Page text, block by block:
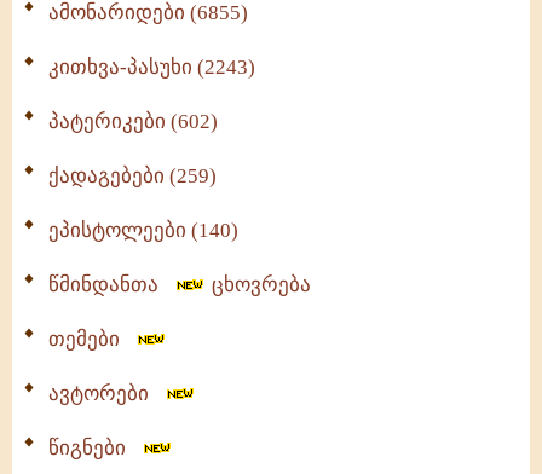
ამონარიდები (6855)
კითხვა-პასუხი (2243)
პატერიკები (602)
ქადაგებები (259)
ეპისტოლეები (140)
წმინდანთა ცხოვრება
თემები
ავტორები
წიგნები